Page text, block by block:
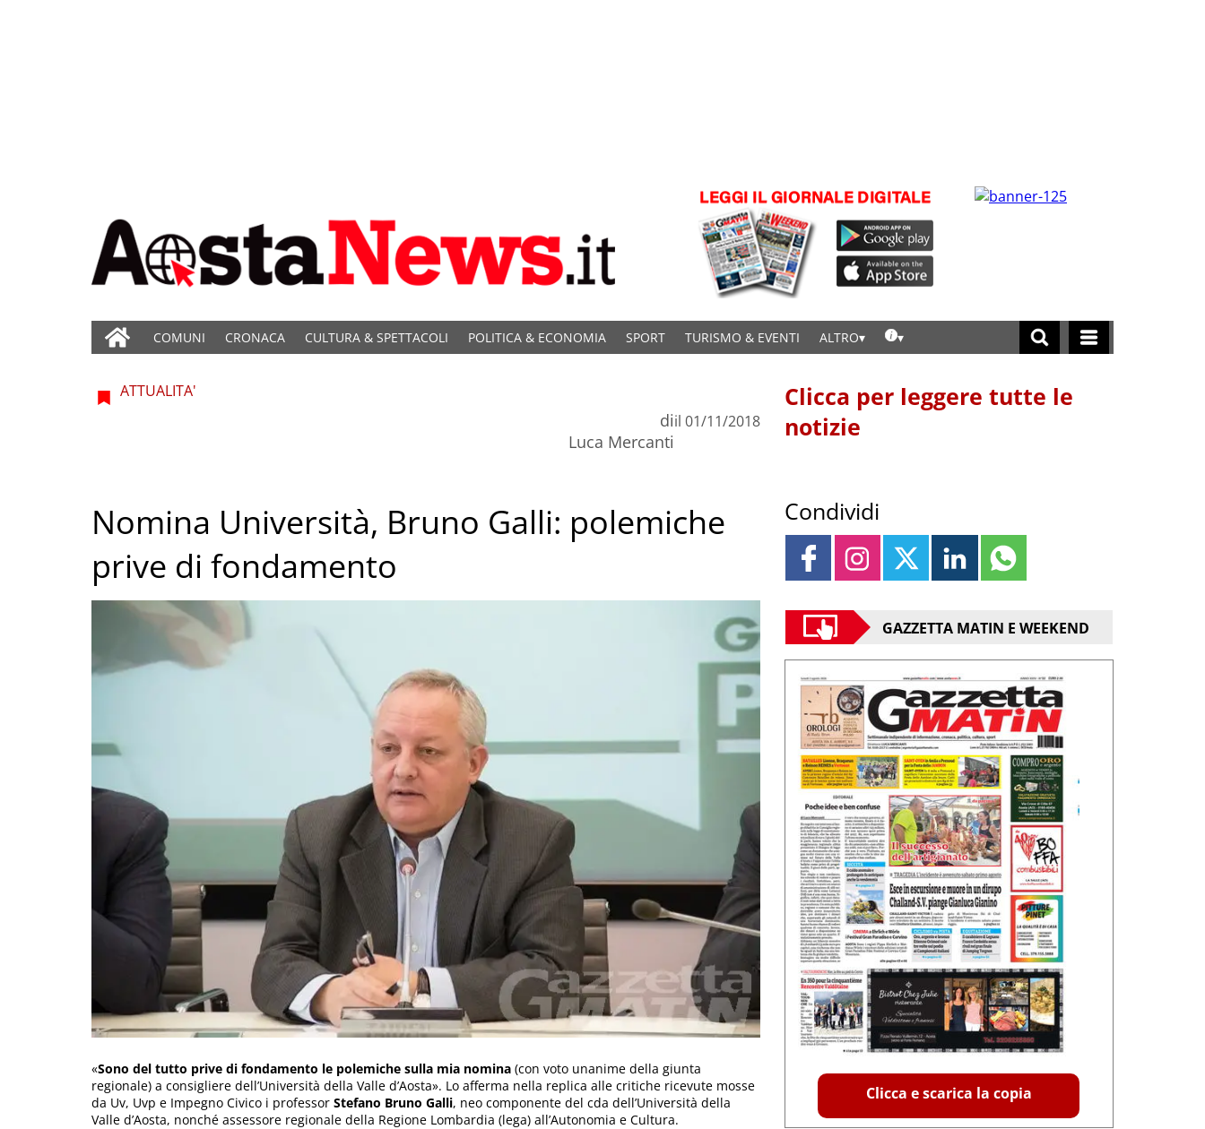
COMUNI CRONACA CULTURA & SPETTACOLI POLITICA & ECONOMIA SPORT TURISMO & EVENTI ALTRO
ATTUALITA'
di
Luca Mercanti
il 01/11/2018
Nomina Università, Bruno Galli: polemiche
prive di fondamento
«Sono del tutto prive di fondamento le polemiche sulla mia nomina (con voto unanime della giunta
regionale) a consigliere dell’Università della Valle d’Aosta». Lo afferma nella replica alle critiche ricevute mosse
da Uv, Uvp e Impegno Civico i professor Stefano Bruno Galli, neo componente del cda dell’Università della
Valle d’Aosta, nonché assessore regionale della Regione Lombardia (lega) all’Autonomia e Cultura.
Clicca per leggere tutte le
notizie
Condividi
GAZZETTA MATIN E WEEKEND
Clicca e scarica la copia